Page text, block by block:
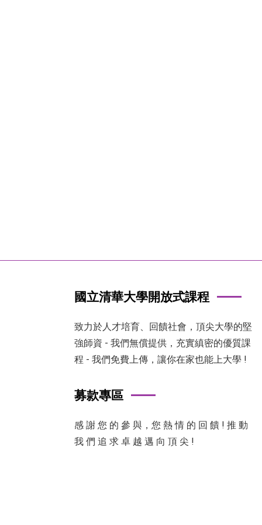
國立清華大學開放式課程
致力於人才培育、回饋社會，頂尖大學的堅
強師資 - 我們無償提供，充實縝密的優質課
程 - 我們免費上傳，讓你在家也能上大學 !
募款專區
感 謝 您 的 參 與，您 熱 情 的 回 饋 ! 推 動
我 們 追 求 卓 越 邁 向 頂 尖 !